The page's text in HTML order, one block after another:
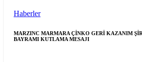
Haberler
MARZINC MARMARA ÇİNKO GERİ KAZANIM
BAYRAMI KUTLAMA MESAJI